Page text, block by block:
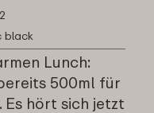
black
Lunch:
500ml für
Es hört sich jetzt